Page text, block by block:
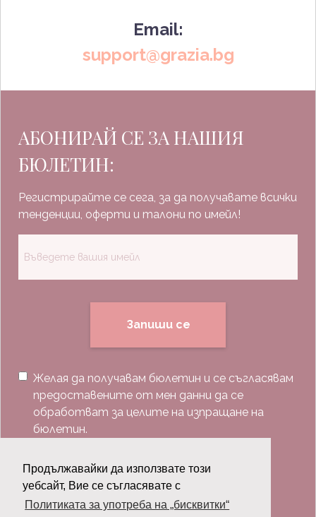
Продължавайки да използвате този
уебсайт, Вие се съгласявате с
Политиката за употреба на „бисквитки“
Email:
support@grazia.bg
АБОНИРАЙ СЕ ЗА НАШИЯ
БЮЛЕТИН:
Регистрирайте се сега, за да получавате всички
тенденции, оферти и талони по имейл!
Запиши се
Желая да получавам бюлетин и се съгласявам
предоставените от мен данни да се
обработват за целите на изпращане на
бюлетин.
Последвай ни: